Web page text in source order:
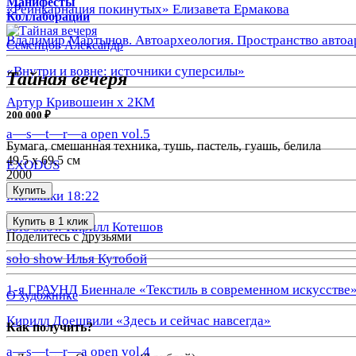
«Реинкарнация покинутых» Елизавета Ермакова
Владимир Мартынов. Автоархеология. Пространство
«Внутри и вовне: источники суперсилы»
Артур Кривошеин х 2КМ
a—s—t—r—a open vol.5
EXODUS
Малышки 18:22
solo show Кирилл Котешов
solo show Илья Кутобой
1-я ГРАУНД Биеннале «Текстиль в современном искусстве»
Кирилл Доешвили «Здесь и сейчас навсегда»
a—s—t—r—a open vol.4
Коллаборации
Семенцов Александр
Тайная вечеря
200 000 ₽
Бумага, смешанная техника, тушь, пастель, гуашь, белила
49,5 х 69,5 см
2000
Купить
Купить в 1 клик
Поделитесь с друзьями
О художнике
Как получить?